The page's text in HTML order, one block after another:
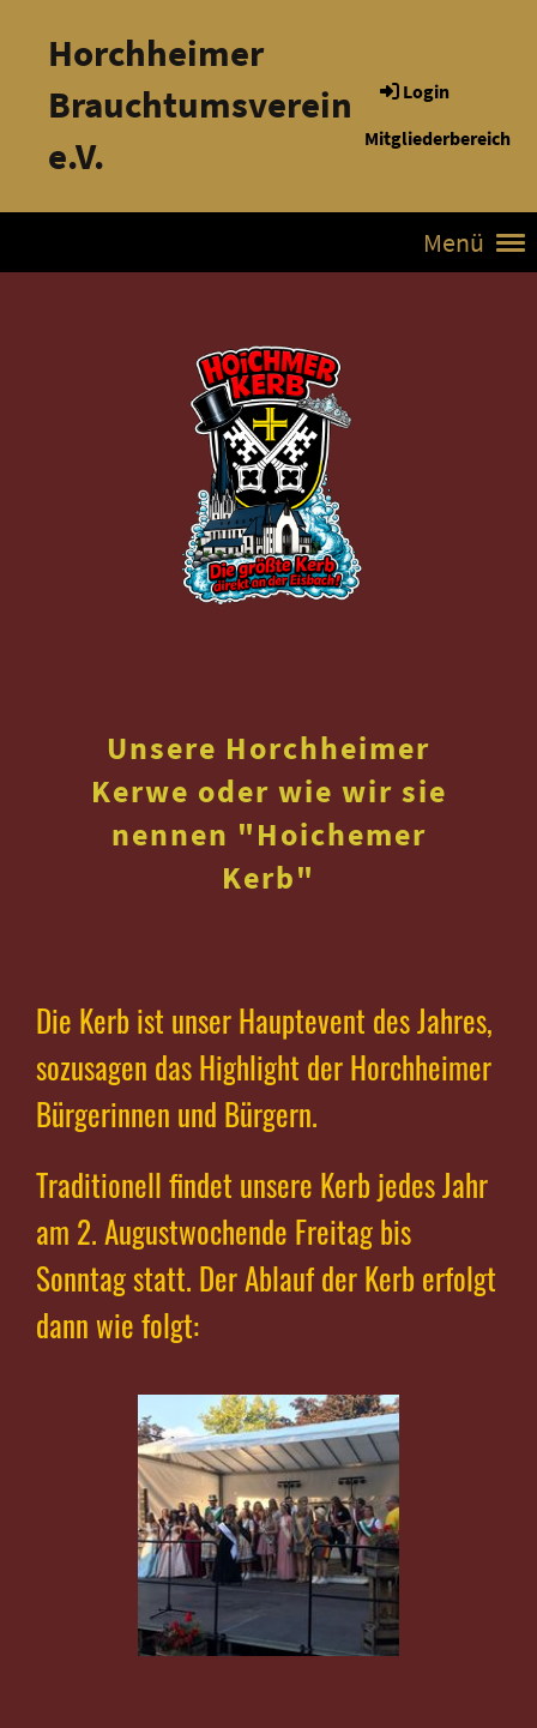
Horchheimer
Brauchtumsverein
e.V.
Login
Mitgliederbereich
Menü
Unsere Horchheimer
Kerwe oder wie wir sie
nennen "Hoichemer
Kerb"
Die Kerb ist unser Hauptevent des Jahres,
sozusagen das Highlight der Horchheimer
Bürgerinnen und Bürgern.
Traditionell findet unsere Kerb jedes Jahr
am 2. Augustwochende Freitag bis
Sonntag statt. Der Ablauf der Kerb erfolgt
dann wie folgt: